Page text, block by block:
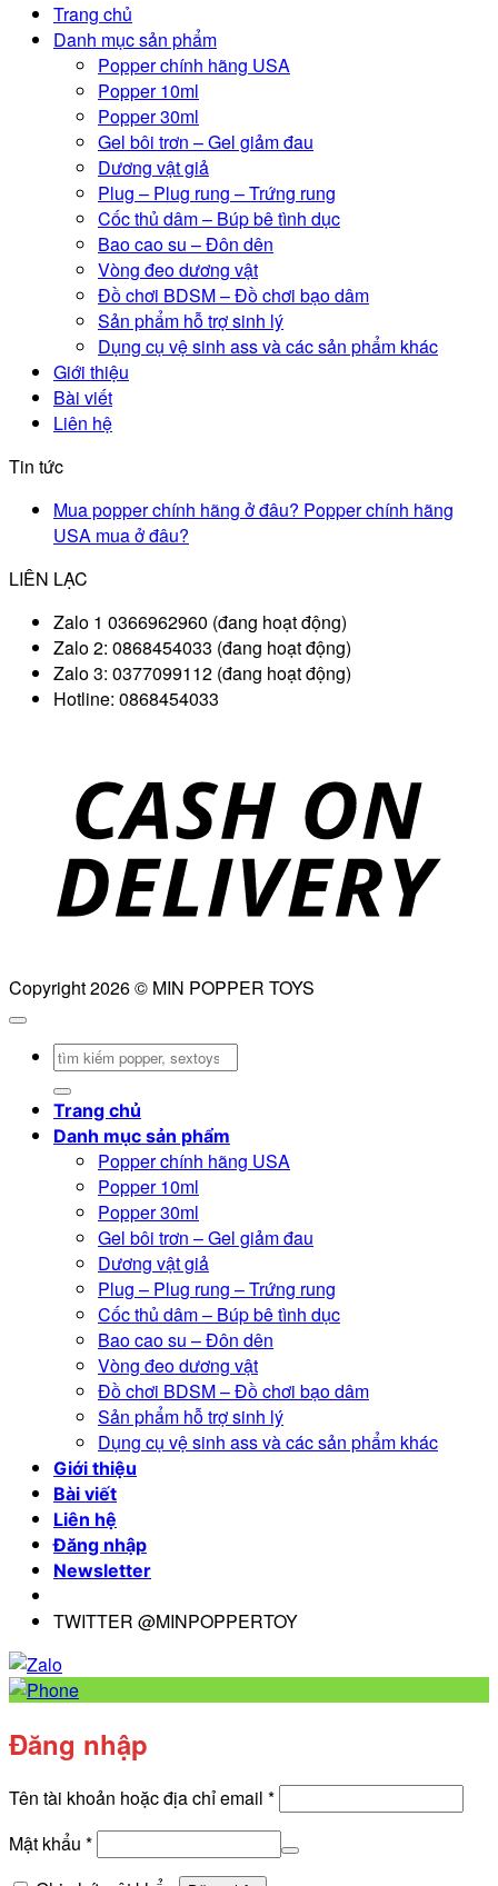
Trang chủ
Danh mục sản phẩm
Popper chính hãng USA
Popper 10ml
Popper 30ml
Gel bôi trơn – Gel giảm đau
Dương vật giả
Plug – Plug rung – Trứng rung
Cốc thủ dâm – Búp bê tình dục
Bao cao su – Đôn dên
Vòng đeo dương vật
Đồ chơi BDSM – Đồ chơi bạo dâm
Sản phẩm hỗ trợ sinh lý
Dụng cụ vệ sinh ass và các sản phẩm khác
Giới thiệu
Bài viết
Liên hệ
Tin tức
Mua popper chính hãng ở đâu? Popper chính hãng
USA mua ở đâu?
LIÊN LẠC
Zalo 1 0366962960 (đang hoạt động)
Zalo 2: 0868454033 (đang hoạt động)
Zalo 3: 0377099112 (đang hoạt động)
Hotline: 0868454033
Copyright 2026 © MIN POPPER TOYS
Tìm
Trang chủ
Danh mục sản phẩm
Popper chính hãng USA
Popper 10ml
Popper 30ml
Gel bôi trơn – Gel giảm đau
Dương vật giả
Plug – Plug rung – Trứng rung
Cốc thủ dâm – Búp bê tình dục
Bao cao su – Đôn dên
Vòng đeo dương vật
Đồ chơi BDSM – Đồ chơi bạo dâm
Sản phẩm hỗ trợ sinh lý
Dụng cụ vệ sinh ass và các sản phẩm khác
Giới thiệu
Bài viết
Liên hệ
Đăng nhập
Newsletter
TWITTER @MINPOPPERTOY
Đăng nhập
Tên tài khoản hoặc địa chỉ email *Bắt
Mật khẩu *Bắt